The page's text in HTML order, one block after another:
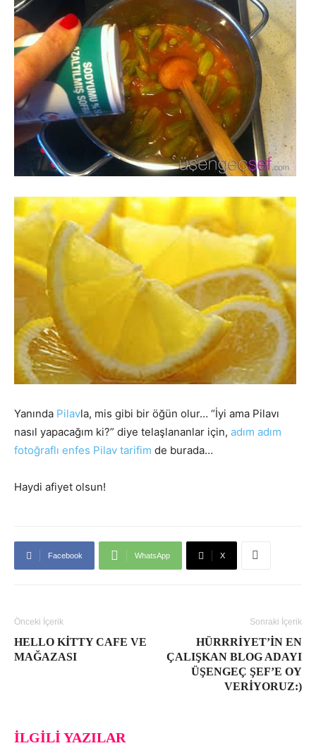
Yanında Pilavla, mis gibi bir öğün olur… “İyi ama Pilavı
nasıl yapacağım ki?” diye telaşlananlar için, adım adım
fotoğraflı enfes Pilav tarifim de burada…
Haydi afiyet olsun!
Facebook WhatsApp X
Önceki İçerik
HELLO KITTY CAFE VE
MAĞAZASI
Sonraki İçerik
HÜRRRIYET’IN EN
ÇALIŞKAN BLOG ADAYI
ÜŞENGEÇ ŞEF’E OY
VERIYORUZ:)
İLGILI YAZILAR